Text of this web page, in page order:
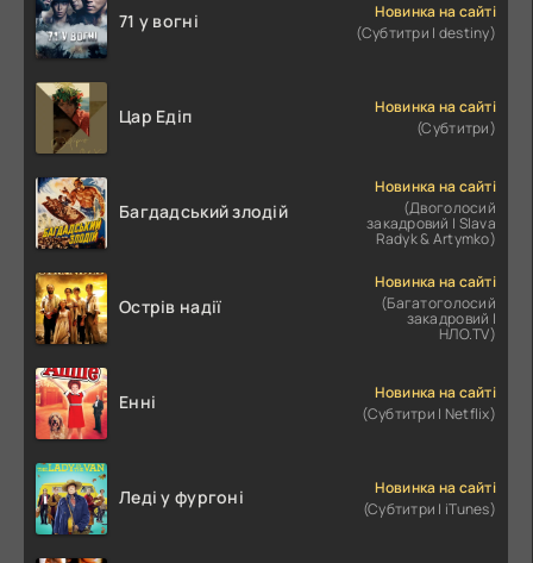
71 у вогні
Новинка на сайті
(Субтитри | destiny)
Цар Едіп
Новинка на сайті
(Субтитри)
Багдадський злодій
Новинка на сайті
(Двоголосий
закадровий | Slava
Radyk & Artymko)
Острів надії
Новинка на сайті
(Багатоголосий
закадровий |
НЛО.TV)
Енні
Новинка на сайті
(Субтитри | Netflix)
Леді у фургоні
Новинка на сайті
(Субтитри | iTunes)